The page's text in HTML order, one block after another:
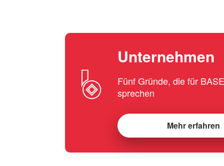
Unternehmen
Fünf Gründe, die für
sprechen
Mehr erfahren